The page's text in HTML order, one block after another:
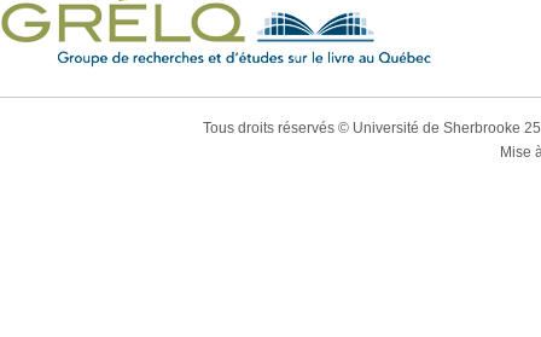
Tous droits réservés © Université de Sherbrooke
Mise